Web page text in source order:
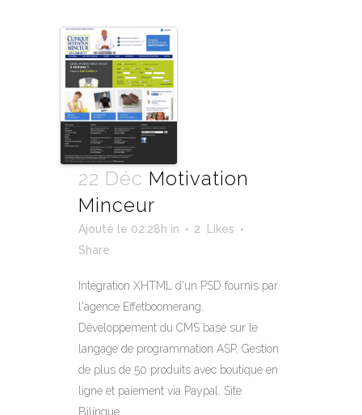
22 Déc Motivation
Minceur
Ajouté le 02:28h in 2
Likes
Share
Intégration XHTML d'un PSD fournis par
l'agence Effetboomerang.
Développement du CMS basé sur le
langage de programmation ASP. Gestion
de plus de 50 produits avec boutique en
ligne et paiement via Paypal. Site
Bilingue...